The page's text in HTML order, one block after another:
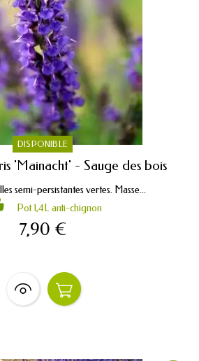
DISPONIBLE
'Mainacht' - Sauge des bois
semi-persistantes vertes. Masse...
Pot 1,4L anti-chignon
7,90 €